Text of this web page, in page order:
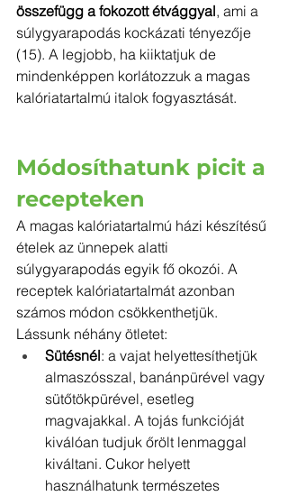
összefügg a fokozott étvággyal, ami a
súlygyarapodás kockázati tényezője
(15). A legjobb, ha kiiktatjuk de
mindenképpen korlátozzuk a magas
kalóriatartalmú italok fogyasztását.
Módosíthatunk picit a
recepteken
A magas kalóriatartalmú házi készítésű
ételek az ünnepek alatti
súlygyarapodás egyik fő okozói. A
receptek kalóriatartalmát azonban
számos módon csökkenthetjük.
Lássunk néhány ötletet:
Sütésnél: a vajat helyettesíthetjük
almaszósszal, banánpürével vagy
sütőtökpürével, esetleg
magvajakkal. A tojás funkcióját
kiválóan tudjuk őrölt lenmaggal
kiváltani. Cukor helyett
használhatunk természetes